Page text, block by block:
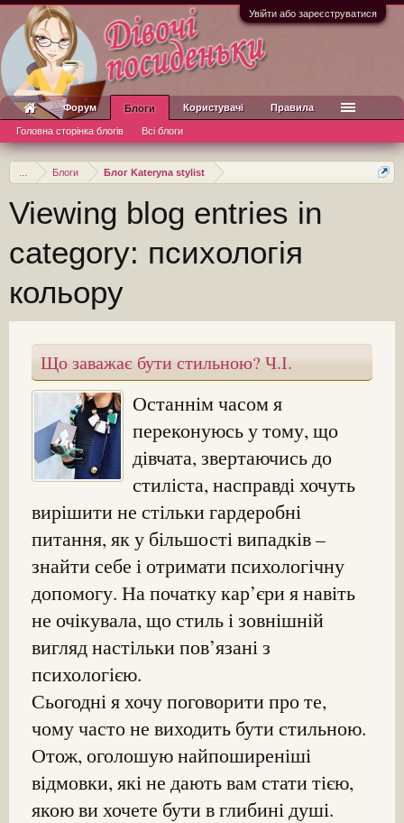
Увійти або зареєструватися
Блоги Блог Kateryna stylist
Viewing blog entries in
category: психологія
кольору
Що заважає бути стильною? Ч.І.
Останнім часом я
переконуюсь у тому, що
дівчата, звертаючись до
стиліста, насправді хочуть
вирішити не стільки гардеробні
питання, як у більшості випадків –
знайти себе і отримати психологічну
допомогу. На початку кар’єри я навіть
не очікувала, що стиль і зовнішній
вигляд настільки пов’язані з
психологією.
Сьогодні я хочу поговорити про те,
чому часто не виходить бути стильною.
Отож, оголошую найпоширеніші
відмовки, які не дають вам стати тією,
якою ви хочете бути в глибині душі.
Форум Блоги
Головна сторінка блогів Всі блоги
Користувачі Правила